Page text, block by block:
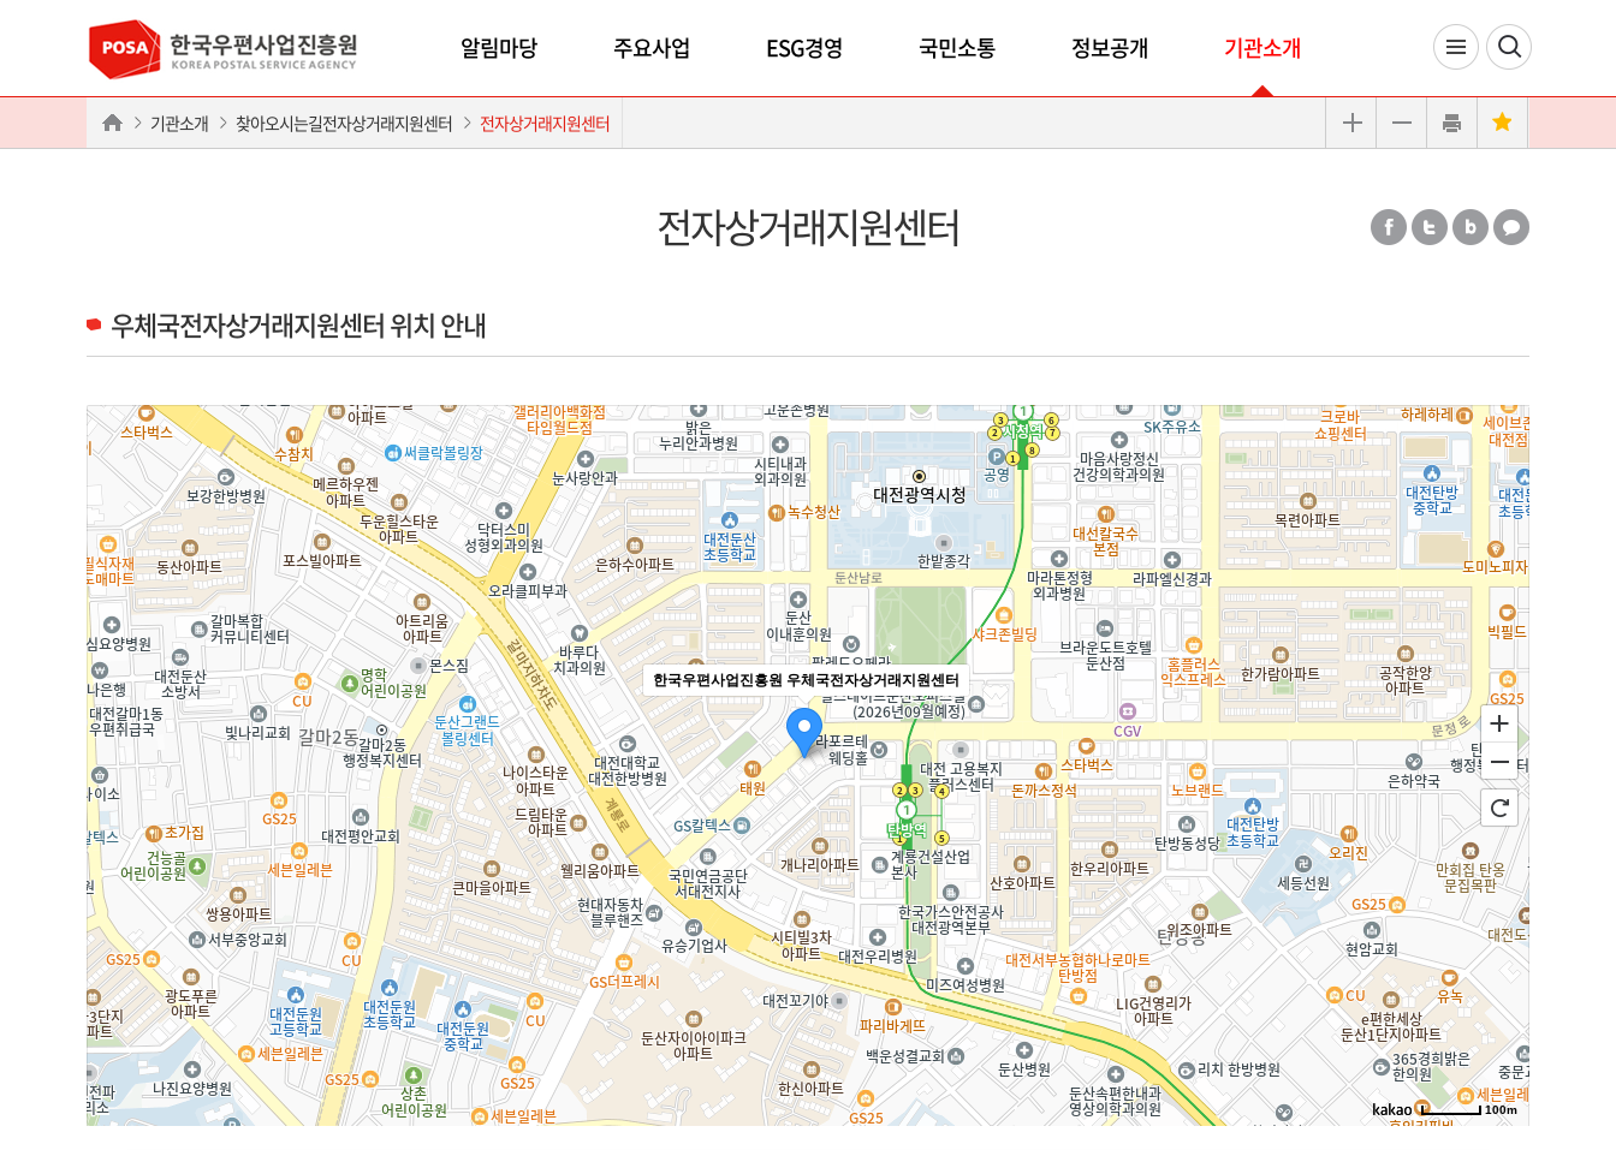
알림마당 주요사업 ESG경영 국민소통 정보공개 기관소개
기관소개 찾아오시는길전자상거래지원센터 전자상거래지원센터
전자상거래지원센터
우체국전자상거래지원센터 위치 안내
한국우편사업진흥원 우체국전자상거래지원센터
100m